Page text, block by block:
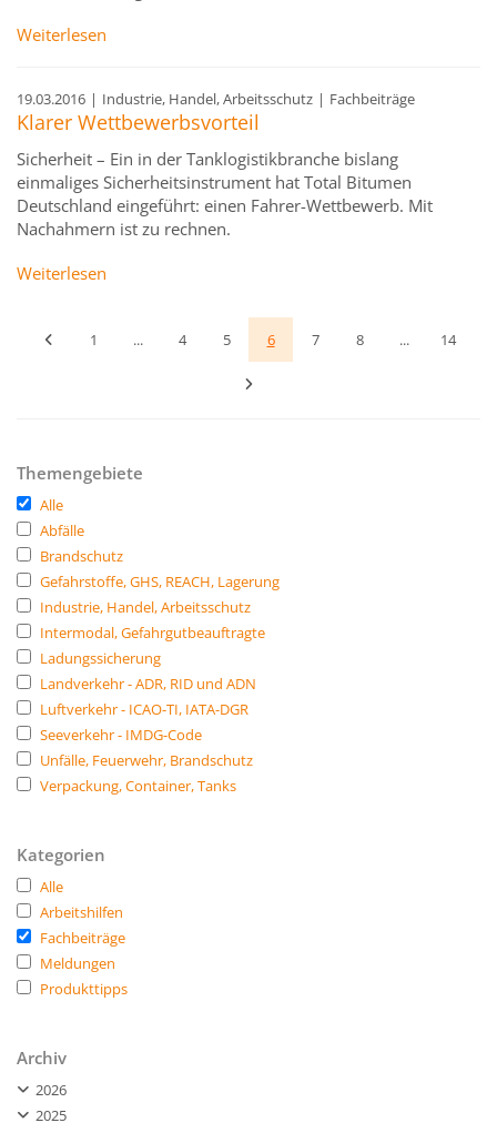
Weiterlesen
19.03.2016 | Industrie, Handel, Arbeitsschutz | Fachbeiträge
Klarer Wettbewerbsvorteil
Sicherheit – Ein in der Tanklogistikbranche bislang
einmaliges Sicherheitsinstrument hat Total Bitumen
Deutschland eingeführt: einen Fahrer-Wettbewerb. Mit
Nachahmern ist zu rechnen.
Weiterlesen
1 ... 4 5 6 7 8 ... 14
Themengebiete
Alle
Abfälle
Brandschutz
Gefahrstoffe, GHS, REACH, Lagerung
Industrie, Handel, Arbeitsschutz
Intermodal, Gefahrgutbeauftragte
Ladungssicherung
Landverkehr - ADR, RID und ADN
Luftverkehr - ICAO-TI, IATA-DGR
Seeverkehr - IMDG-Code
Unfälle, Feuerwehr, Brandschutz
Verpackung, Container, Tanks
Kategorien
Alle
Arbeitshilfen
Fachbeiträge
Meldungen
Produkttipps
Archiv
2026
2025